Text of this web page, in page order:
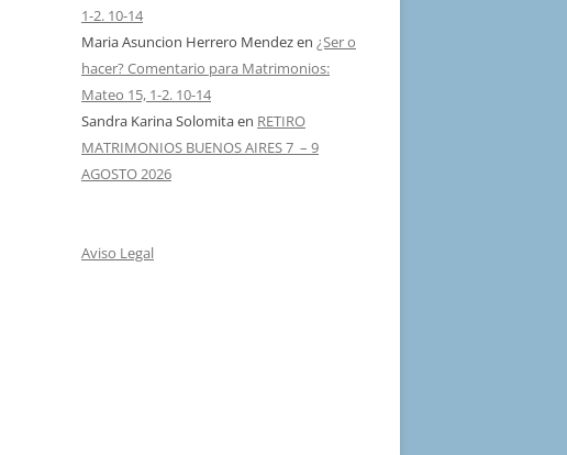
1-2. 10-14
Maria Asuncion Herrero Mendezen ¿Ser o
hacer? Comentario para Matrimonios:
Mateo 15, 1-2. 10-14
Sandra Karina Solomitaen RETIRO
MATRIMONIOS BUENOS AIRES 7 – 9
AGOSTO 2026
Aviso Legal